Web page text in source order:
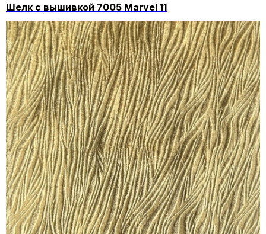
Шелк с вышивкой 7005 Marvel 11